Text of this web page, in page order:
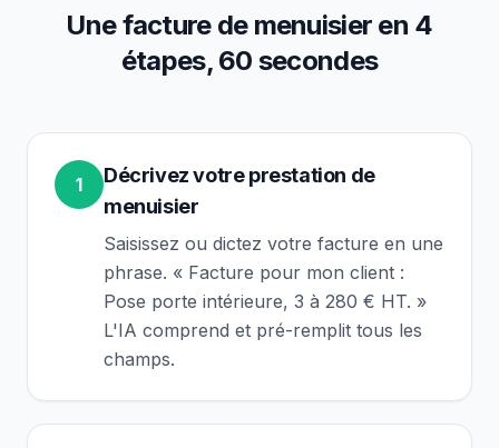
Une facture de menuisier en 4
étapes, 60 secondes
1
Décrivez votre prestation de
menuisier
Saisissez ou dictez votre facture en une
phrase. « Facture pour mon client :
Pose porte intérieure, 3 à 280 € HT. »
L'IA comprend et pré-remplit tous les
champs.